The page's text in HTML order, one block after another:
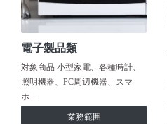
電子製品類
対象商品 小型家電、各種時計、
照明機器、PC周辺機器、スマ
ホ…
業務範囲